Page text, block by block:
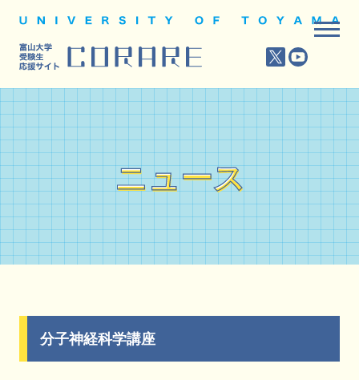
ニュース
ニュース
分子神経科学講座